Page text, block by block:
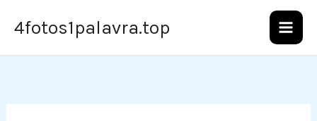
para4fotos1palavra.top